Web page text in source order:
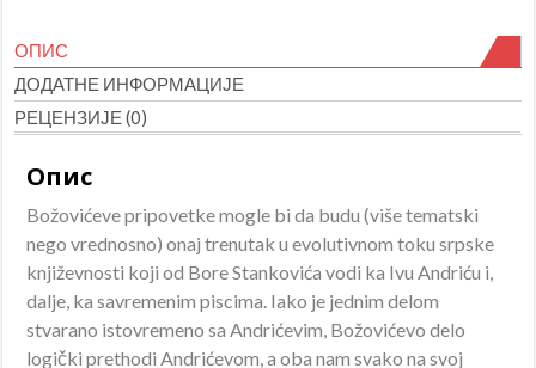
количина
ОПИС
ДОДАТНЕ ИНФОРМАЦИЈЕ
РЕЦЕНЗИЈЕ (0)
Опис
Božovićeve pripovetke mogle bi da budu (više tematski
nego vrednosno) onaj trenutak u evolutivnom toku srpske
književnosti koji od Bore Stankovića vodi ka Ivu Andriću i,
dalje, ka savremenim piscima. Iako je jednim delom
stvarano istovremeno sa Andrićevim, Božovićevo delo
logički prethodi Andrićevom, a oba nam svako na svoj